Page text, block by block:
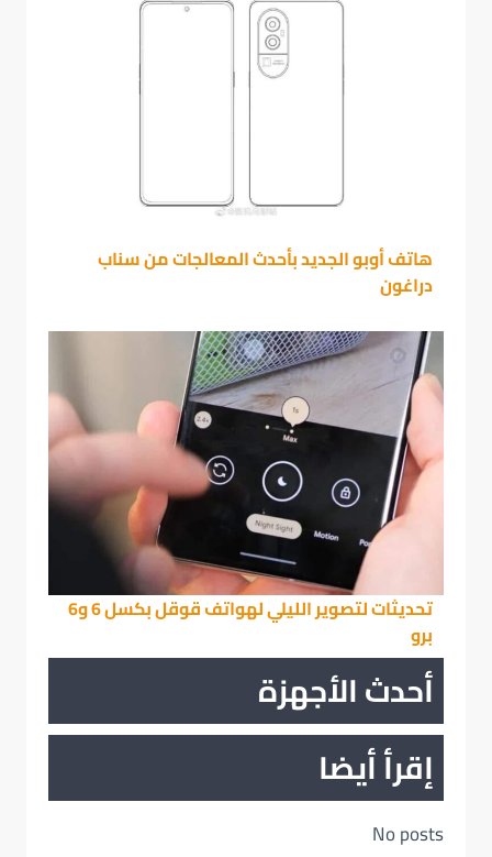
هاتف أوبو الجديد بأحدث المعالجات من سناب
دراغون
تحديثات لتصوير الليلي لهواتف قوقل بكسل 6 و6
برو
أحدث الأجهزة
إقرأ أيضا
No posts